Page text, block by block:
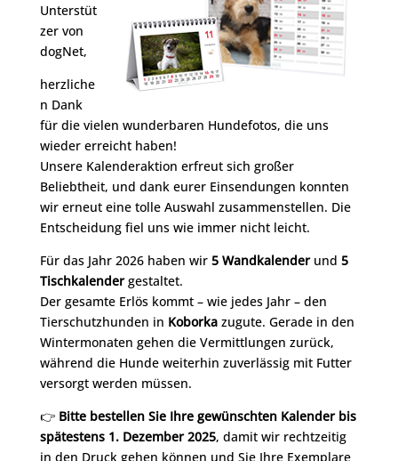
Unterstüt
zer von
dogNet,
herzliche
n Dank
für die vielen wunderbaren Hundefotos, die uns
wieder erreicht haben!
Unsere Kalenderaktion erfreut sich großer
Beliebtheit, und dank eurer Einsendungen konnten
wir erneut eine tolle Auswahl zusammenstellen. Die
Entscheidung fiel uns wie immer nicht leicht.
Für das Jahr 2026 haben wir 5 Wandkalenderund 5
Tischkalendergestaltet.
Der gesamte Erlös kommt – wie jedes Jahr – den
Tierschutzhunden in Koborkazugute. Gerade in den
Wintermonaten gehen die Vermittlungen zurück,
während die Hunde weiterhin zuverlässig mit Futter
versorgt werden müssen.
👉 Bitte bestellen Sie Ihre gewünschten Kalender bis
spätestens 1. Dezember 2025, damit wir rechtzeitig
in den Druck gehen können und Sie Ihre Exemplare